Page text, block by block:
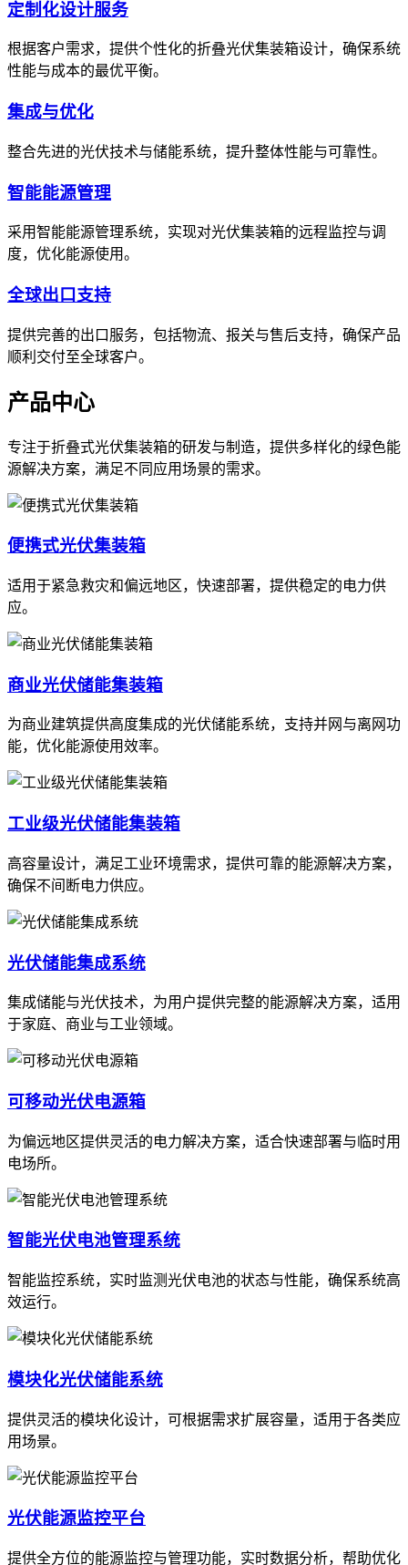
定制化设计服务
根据客户需求，提供个性化的折叠光伏集装箱设计，确保系统
性能与成本的最优平衡。
集成与优化
整合先进的光伏技术与储能系统，提升整体性能与可靠性。
智能能源管理
采用智能能源管理系统，实现对光伏集装箱的远程监控与调
度，优化能源使用。
全球出口支持
提供完善的出口服务，包括物流、报关与售后支持，确保产品
顺利交付至全球客户。
产品中心
专注于折叠式光伏集装箱的研发与制造，提供多样化的绿色能
源解决方案，满足不同应用场景的需求。
便携式光伏集装箱
适用于紧急救灾和偏远地区，快速部署，提供稳定的电力供
应。
商业光伏储能集装箱
为商业建筑提供高度集成的光伏储能系统，支持并网与离网功
能，优化能源使用效率。
工业级光伏储能集装箱
高容量设计，满足工业环境需求，提供可靠的能源解决方案，
确保不间断电力供应。
光伏储能集成系统
集成储能与光伏技术，为用户提供完整的能源解决方案，适用
于家庭、商业与工业领域。
可移动光伏电源箱
为偏远地区提供灵活的电力解决方案，适合快速部署与临时用
电场所。
智能光伏电池管理系统
智能监控系统，实时监测光伏电池的状态与性能，确保系统高
效运行。
模块化光伏储能系统
提供灵活的模块化设计，可根据需求扩展容量，适用于各类应
用场景。
光伏能源监控平台
提供全方位的能源监控与管理功能，实时数据分析，帮助优化